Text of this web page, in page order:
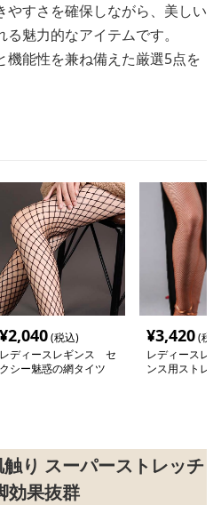
やすさを確保しながら、美しい
魅力的なアイテムです。
機能性を兼ね備えた厳選5点を
¥2,040(税込)
レディースレギンス セ
クシー魅惑の網タイツ
¥3,420(税
レディースレ
ンス用ストレ
り スーパーストレッチ
効果抜群